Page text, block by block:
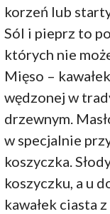
korzeń lub
Sól i pieprz to
których nie
Mięso –
wędzonej w
drzewnym.
w specjalnie
koszyczka.
koszyczku, a u
kawałek ciasta